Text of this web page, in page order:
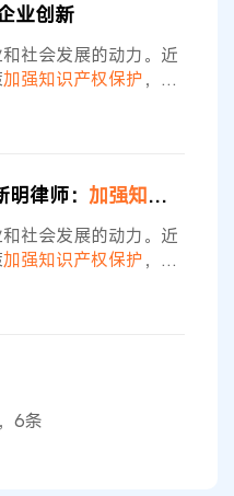
。深化国际科技合
行重点项目攻关“揭榜挂
的确存在
业创新
社会发展的动力。近
加强知识产权保护，对
。 在
科技创新支撑能力。
。深化国际科技合
行重点项目攻关“揭榜挂
的确存在
律师： 加强知识产权保护
社会发展的动力。近
加强知识产权保护，对
。 在
科技创新支撑能力。
。深化国际科技合
的确存在
6条